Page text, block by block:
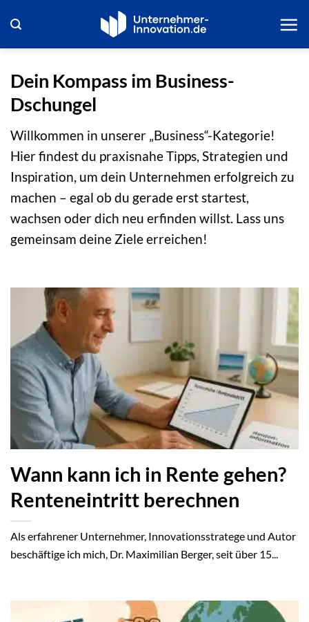
Inhalt
springen
Dein Kompass im Business-
Dschungel
Willkommen in unserer „Business“-Kategorie!
Hier findest du praxisnahe Tipps, Strategien und
Inspiration, um dein Unternehmen erfolgreich zu
machen – egal ob du gerade erst startest,
wachsen oder dich neu erfinden willst. Lass uns
gemeinsam deine Ziele erreichen!
Wann kann ich in Rente gehen?
Renteneintritt berechnen
Als erfahrener Unternehmer, Innovationsstratege und Autor
beschäftige ich mich, Dr. Maximilian Berger, seit über 15...